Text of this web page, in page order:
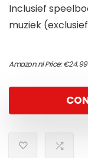
Inclusief
muziek
Amazon.nl Price:€24.99